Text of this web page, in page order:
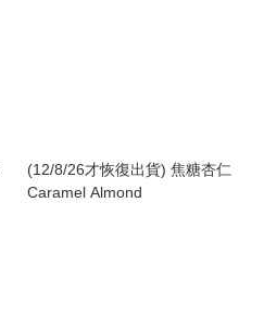
(12/8/26才恢復出貨) 焦糖杏仁
Caramel Almond